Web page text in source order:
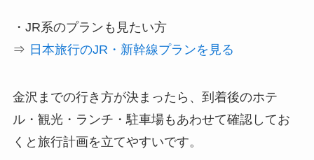
・JR系のプランも見たい方
⇒ 日本旅行のJR・新幹線プランを見る
金沢までの行き方が決まったら、到着後のホテ
ル・観光・ランチ・駐車場もあわせて確認してお
くと旅行計画を立てやすいです。